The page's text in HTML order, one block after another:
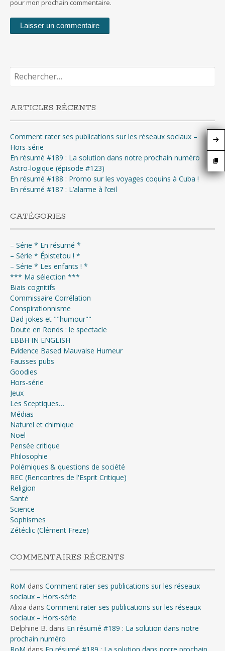
pour mon prochain commentaire.
Rechercher :
ARTICLES RÉCENTS
Comment rater ses publications sur les réseaux sociaux –
Hors-série
En résumé #189 : La solution dans notre prochain numéro
Astro-logique (épisode #123)
En résumé #188 : Promo sur les voyages coquins à Cuba !
En résumé #187 : L’alarme à l’œil
CATÉGORIES
– Série * En résumé *
– Série * Épistetou ! *
– Série * Les enfants ! *
*** Ma sélection ***
Biais cognitifs
Commissaire Corrélation
Conspirationnisme
Dad jokes et ""humour""
Doute en Ronds : le spectacle
EBBH IN ENGLISH
Evidence Based Mauvaise Humeur
Fausses pubs
Goodies
Hors-série
Jeux
Les Sceptiques…
Médias
Naturel et chimique
Noël
Pensée critique
Philosophie
Polémiques & questions de société
REC (Rencontres de l'Esprit Critique)
Religion
Santé
Science
Sophismes
Zétéclic (Clément Freze)
COMMENTAIRES RÉCENTS
RoM dans Comment rater ses publications sur les réseaux
sociaux – Hors-série
Alixia dans Comment rater ses publications sur les réseaux
sociaux – Hors-série
Delphine B. dans En résumé #189 : La solution dans notre
prochain numéro